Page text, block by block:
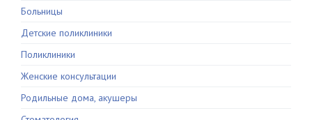
Больницы
Детские поликлиники
Поликлиники
Женские консультации
Родильные дома, акушеры